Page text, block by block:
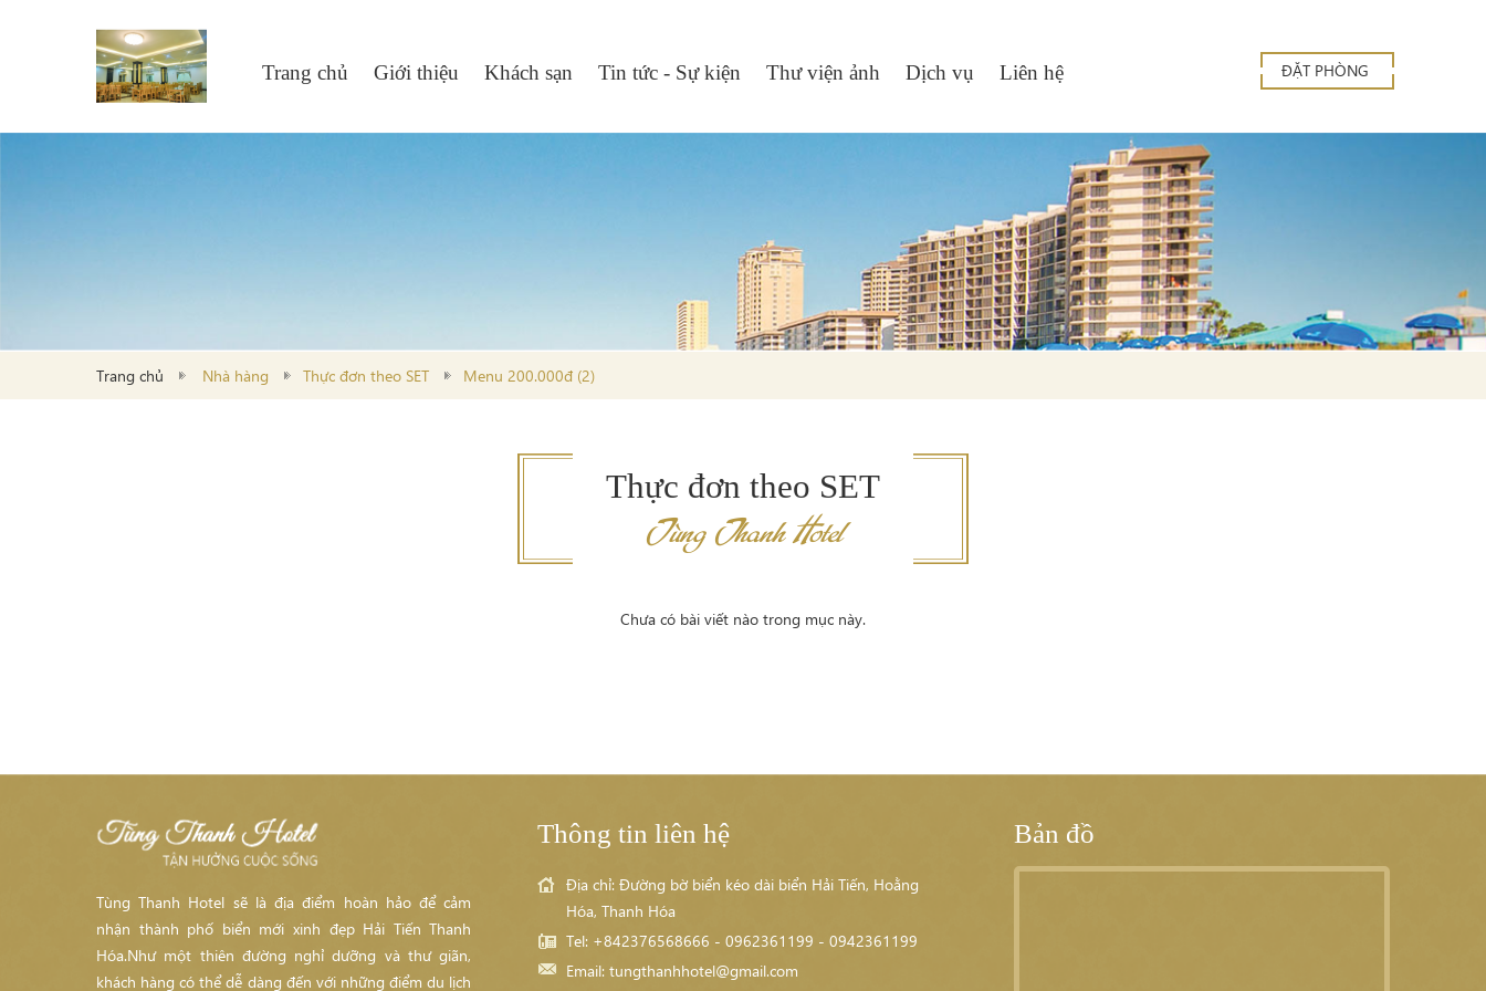
Trang chủ Giới thiệu Khách sạn Tin tức - Sự kiện Thư viện ảnh Dịch vụ Liên hệ ĐẶT PHÒNG
Trang chủ Nhà hàng Thực đơn theo SET Menu 200.000đ (2)
Thực đơn theo SET
Tùng Thanh Hotel
Chưa có bài viết nào trong mục này.
Tùng Thanh Hotel sẽ là địa điểm hoàn hảo để cảm
nhận thành phố biển mới xinh đẹp Hải Tiến Thanh
Hóa.Như một thiên đường nghỉ dưỡng và thư giãn,
khách hàng có thể dễ dàng đến với những điểm du lịch
Thông tin liên hệ
Địa chỉ: Đường bờ biển kéo dài biển Hải Tiến, Hoằng
Hóa, Thanh Hóa
Tel: +842376568666 - 0962361199 - 0942361199
Email:tungthanhhotel@gmail.com
Bản đồ